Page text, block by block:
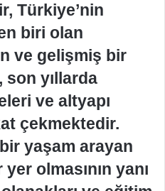
Türkiye’nin
biri olan
ve gelişmiş bir
yıllarda
ve altyapı
çekmektedir.
yaşam arayan
olmasının yanı